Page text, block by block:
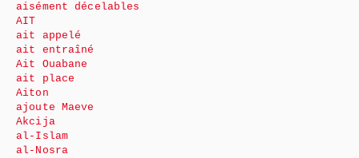
aisément décelables
AIT
ait appelé
ait entraîné
Ait Ouabane
ait place
Aiton
ajoute Maeve
Akcija
al-Islam
al-Nosra